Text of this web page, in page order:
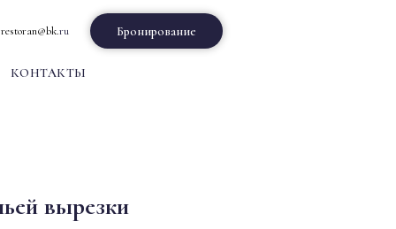
ru Бронирование
КОНТАКТЫ
вырезки